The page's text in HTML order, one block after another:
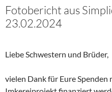
Fotobericht aus
23.02.2024
Liebe Schwestern und Brüder,
vielen Dank für Eure